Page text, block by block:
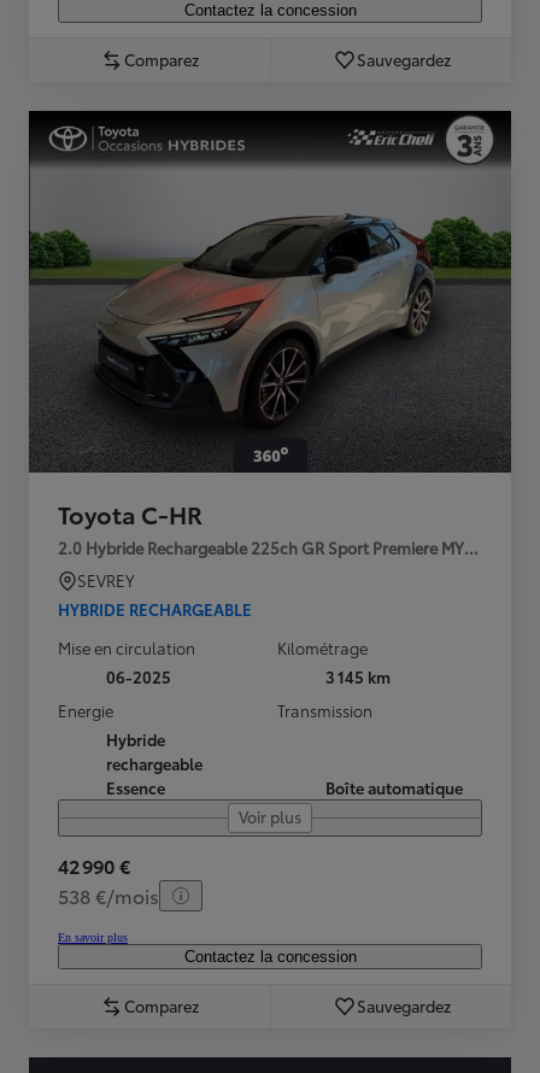
Contactez la concession
Comparez Sauvegardez
Toyota C-HR
2.0 Hybride Rechargeable 225ch GR Sport Premiere MY25
SEVREY
HYBRIDE RECHARGEABLE
Mise en circulation
06-2025
Kilométrage
3 145 km
Energie
Hybride
rechargeable
Essence
Transmission
Boîte automatique
Voir plus
42 990 €
538 €/mois
En savoir plus
Contactez la concession
Comparez Sauvegardez